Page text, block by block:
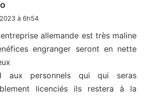
:
à 6h54
allemande est très maline
engranger seront en nette
aux personnels qui qui seras
licenciés ils restera à la